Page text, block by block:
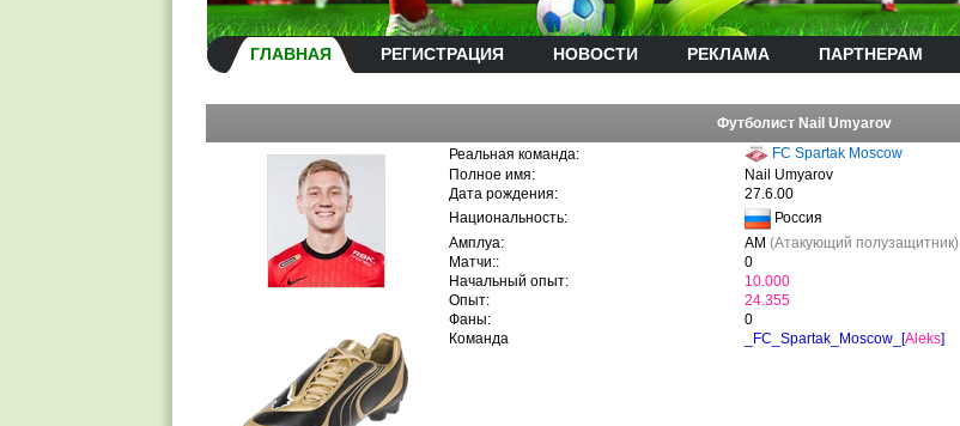
ГЛАВНАЯ РЕГИСТРАЦИЯ НОВОСТИ РЕКЛАМА ПАРТНЕРАМ
Футболист Nail Umyarov
Реальная команда:
FC Spartak Moscow
Полное имя:
Nail Umyarov
Дата рождения:
27.6.00
Национальность:
Россия
Амплуа:
AM (Атакующий полузащитник)
Матчи::
0
Начальный опыт:
10.000
Опыт:
24.355
Фаны:
0
Команда
_FC_Spartak_Moscow_[Aleks]